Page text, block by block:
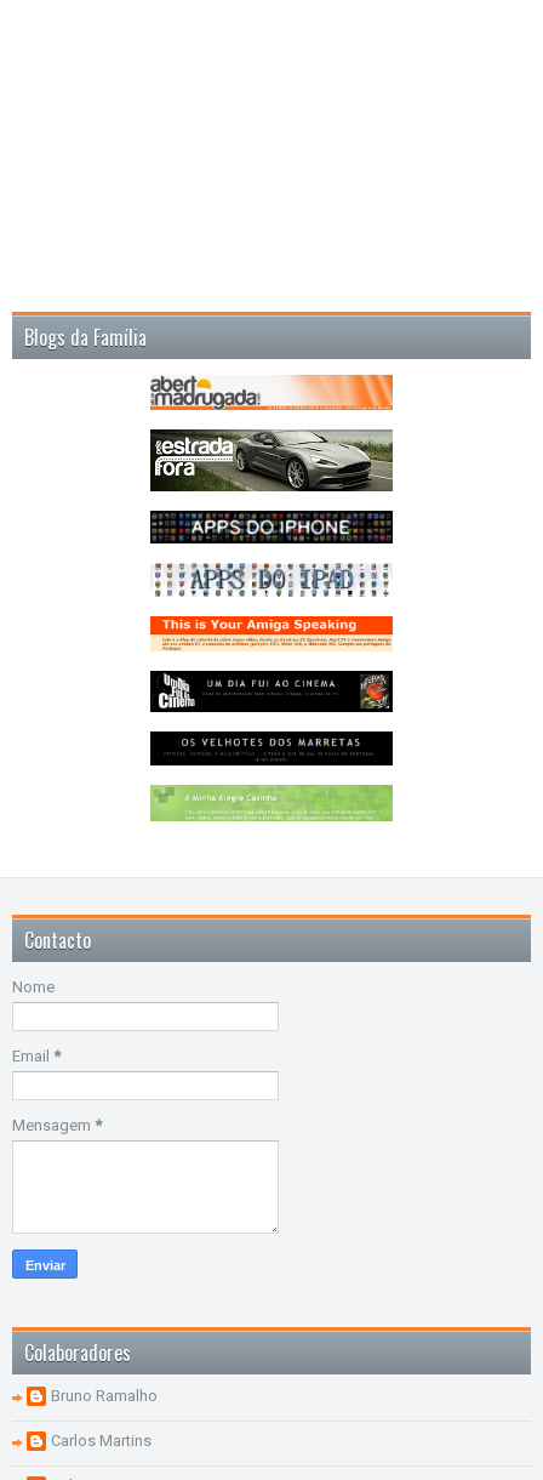
Blogs da Família
Contacto
Nome
Email *
Mensagem *
Colaboradores
Bruno Ramalho
Carlos Martins